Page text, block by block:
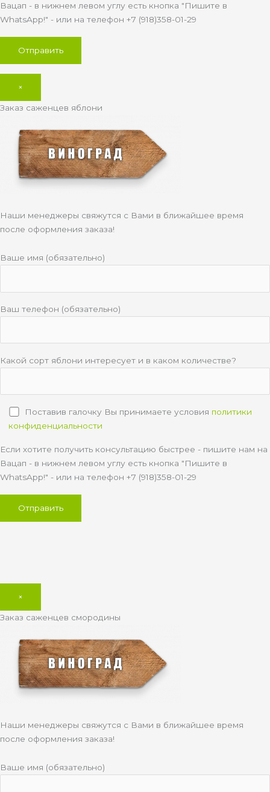
Вацап - в нижнем левом углу есть кнопка "Пишите в
WhatsApp!" - или на телефон +7 (918)358-01-29
×
Заказ саженцев яблони
Наши менеджеры свяжутся с Вами в ближайшее время
после оформления заказа!
Ваше имя (обязательно)
Ваш телефон (обязательно)
Какой сорт яблони интересует и в каком количестве?
Поставив галочку Вы принимаете условия политики
конфиденциальности
Если хотите получить консультацию быстрее - пишите нам на
Вацап - в нижнем левом углу есть кнопка "Пишите в
WhatsApp!" - или на телефон +7 (918)358-01-29
×
Заказ саженцев смородины
Наши менеджеры свяжутся с Вами в ближайшее время
после оформления заказа!
Ваше имя (обязательно)